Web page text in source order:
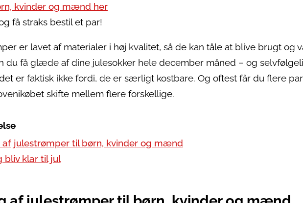
kvinder og mænd her
få straks bestil et par!
er lavet af materialer i høj kvalitet, så de kan tåle at blive brugt og
du få glæde af dine julesokker hele december måned – og
er faktisk ikke fordi, de er særligt kostbare. Og oftest får du flere
skifte mellem flere forskellige.
julestrømper til børn, kvinder og mænd
bliv klar til jul